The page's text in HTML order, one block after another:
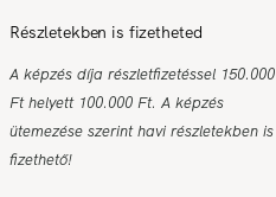
Részletekben is fizetheted
A képzés díja részletfizetéssel 150.000
Ft helyett 100.000 Ft. A képzés
ütemezése szerint havi részletekben is
fizethető!